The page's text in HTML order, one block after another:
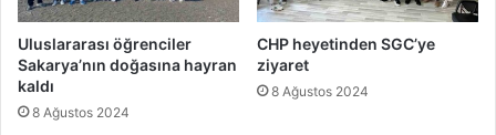
Uluslararası öğrenciler
Sakarya’nın doğasına hayran
kaldı
8 Ağustos 2024
CHP heyetinden SGC’ye
ziyaret
8 Ağustos 2024